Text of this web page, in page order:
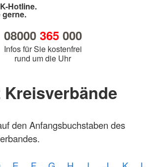
Hotline.
gerne.
08000 365000
Infos für Sie kostenfrei
rund um die Uhr
den Anfangsbuchstaben des